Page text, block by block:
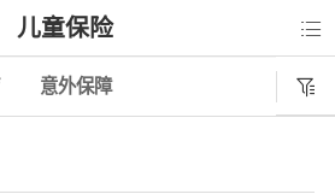
儿童保险 

意外保障